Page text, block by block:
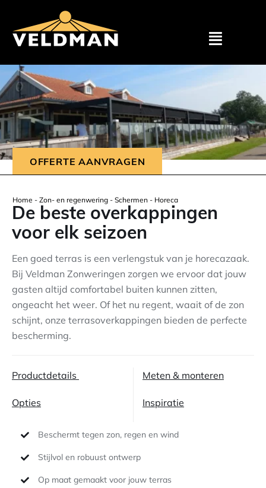
Particulier
Zakelijk
Showroom
OFFERTE AANVRAGEN
Home - Zon- en regenwering- Schermen- Horeca
De beste overkappingen
voor elk seizoen
Een goed terras is een verlengstuk van je horecazaak.
Bij Veldman Zonweringen zorgen we ervoor dat jouw
gasten altijd comfortabel buiten kunnen zitten,
ongeacht het weer. Of het nu regent, waait of de zon
schijnt, onze terrasoverkappingen bieden de perfecte
bescherming.
Productdetails
Opties
Meten & monteren
Inspiratie
Beschermt tegen zon, regen en wind
Stijlvol en robuust ontwerp
Op maat gemaakt voor jouw terras